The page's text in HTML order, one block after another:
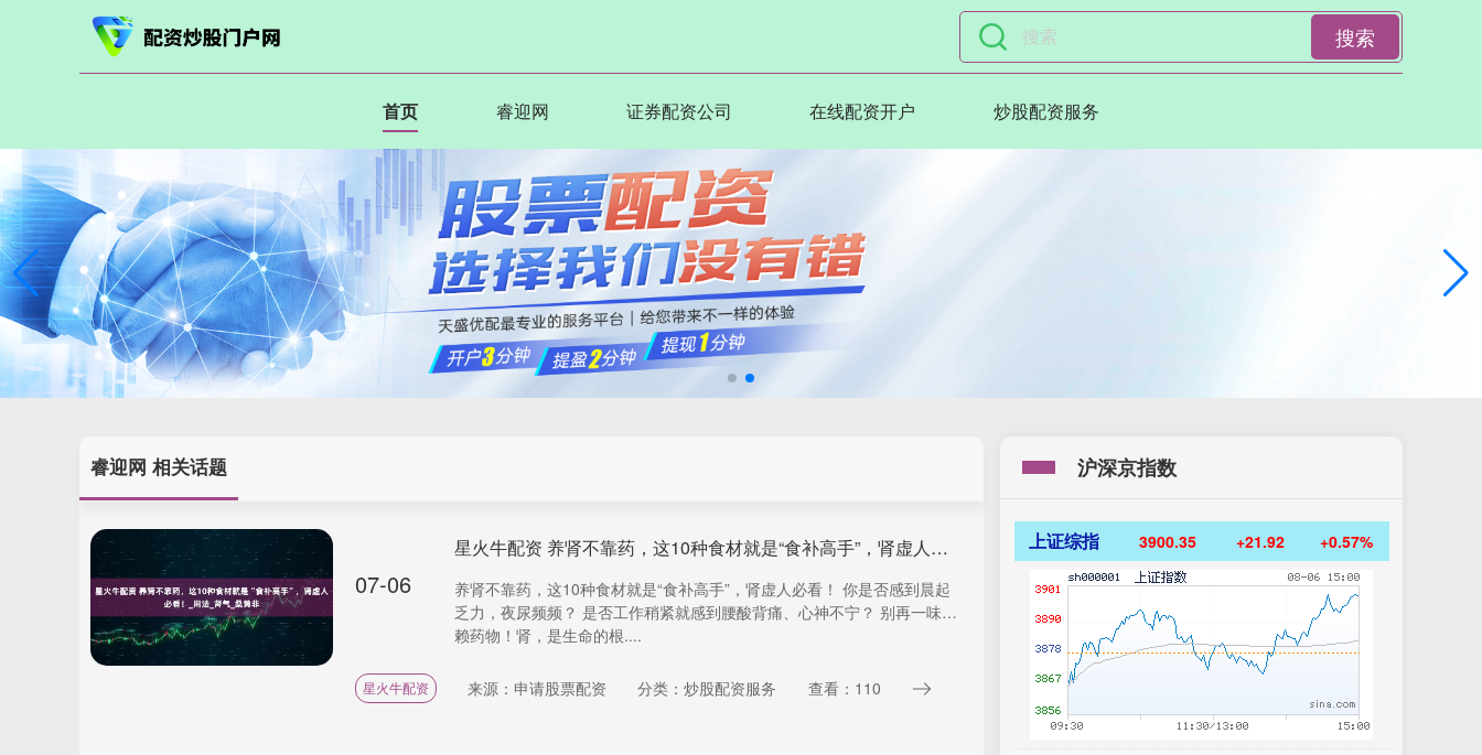
搜索
首页 睿迎网 证券配资公司 在线配资开户 炒股配资服务
睿迎网 相关话题
07-06
星火牛配资 养肾不靠药，这10种食材就是“食补高手”，肾虚人必看！_用法_肾气_桑黄非
养肾不靠药，这10种食材就是“食补高手”，肾虚人必看！ 你是否感到晨起
乏力，夜尿频频？ 是否工作稍紧就感到腰酸背痛、心神不宁？ 别再一味依
赖药物！肾，是生命的根....
星火牛配资 来源：申请股票配资 分类：炒股配资服务 查看：110
沪深京指数
上证综指 3900.35 +21.92 +0.57%